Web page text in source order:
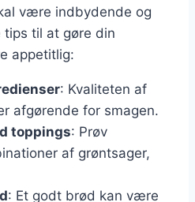
være indbydende og
tips til at gøre din
appetitlig:
: Kvaliteten af
afgørende for smagen.
toppings: Prøv
af grøntsager,
: Et godt brød kan være